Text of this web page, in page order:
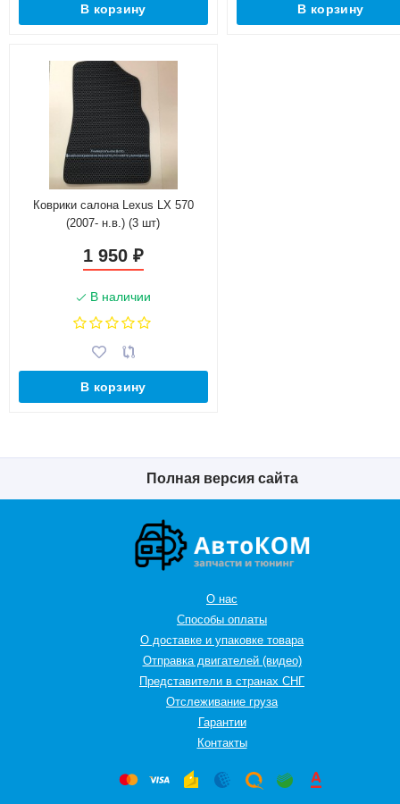
В корзину В корзину
Коврики салона Lexus LX 570
(2007- н.в.) (3 шт)
1 950 ₽
В наличии
В корзину
Полная версия сайта
О нас
Способы оплаты
О доставке и упаковке товара
Отправка двигателей (видео)
Представители в странах СНГ
Oтслеживание груза
Гарантии
Контакты